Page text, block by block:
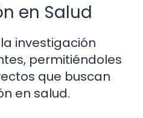
en Salud
investigación
permitiéndoles
que buscan
en salud.